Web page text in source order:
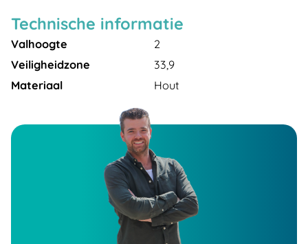
Technische informatie
Valhoogte
2
Veiligheidzone
33,9
Materiaal
Hout